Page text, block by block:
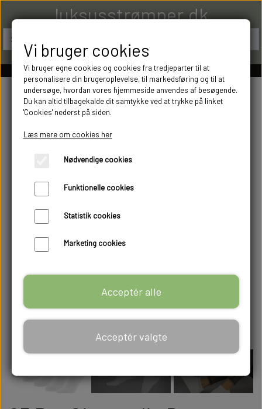
luksusstrømper.dk
Vi bruger cookies
Vi bruger egne cookies og cookies fra tredjeparter til at
personalisere din brugeroplevelse, til markedsføring og til at
undersøge, hvordan vores hjemmeside anvendes af besøgende.
Du kan altid tilbagekalde dit samtykke ved at trykke på linket
'Cookies' nederst på siden.
Læs mere om cookies her
Nødvendige cookies
Funktionelle cookies
Statistik cookies
Marketing cookies
Acceptér alle
Acceptér valgte